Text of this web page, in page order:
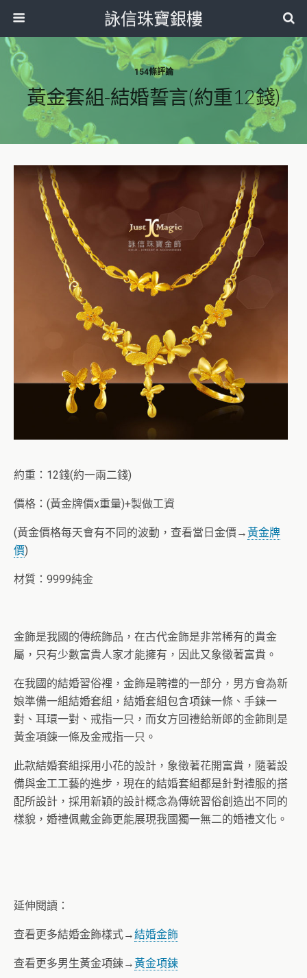
詠信珠寶銀樓
154條評論
黃金套組-結婚誓言(約重12錢)
約重：12錢(約一兩二錢)
價格：(黃金牌價x重量)+製做工資
(黃金價格每天會有不同的波動，查看當日金價→黃金牌
價)
材質：9999純金
金飾是我國的傳統飾品，在古代金飾是非常稀有的貴金
屬，只有少數富貴人家才能擁有，因此又象徵著富貴。
在我國的結婚習俗裡，金飾是聘禮的一部分，男方會為新
娘準備一組結婚套組，結婚套組包含項鍊一條、手鍊一
對、耳環一對、戒指一只，而女方回禮給新郎的金飾則是
黃金項鍊一條及金戒指一只。
此款結婚套組採用小花的設計，象徵著花開富貴，隨著設
備與金工工藝的進步，現在的結婚套組都是針對禮服的搭
配所設計，採用新穎的設計概念為傳統習俗創造出不同的
樣貌，婚禮佩戴金飾更能展現我國獨一無二的婚禮文化。
延伸閱讀：
查看更多結婚金飾樣式→結婚金飾
查看更多男生黃金項鍊→黃金項鍊